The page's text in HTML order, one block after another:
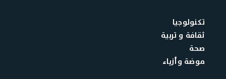
تكنولوجيا
ثقافة و تربية
صحة
موضة وأزياء